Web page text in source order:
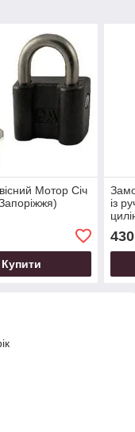
Мотор Січ
Купити
із
430